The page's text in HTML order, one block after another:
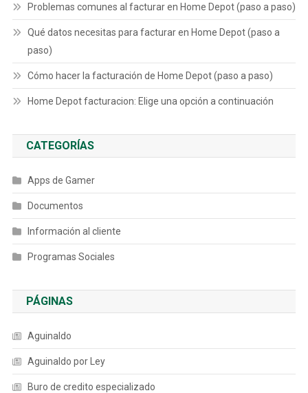
Problemas comunes al facturar en Home Depot (paso a paso)
Qué datos necesitas para facturar en Home Depot (paso a
paso)
Cómo hacer la facturación de Home Depot (paso a paso)
Home Depot facturacion: Elige una opción a continuación
CATEGORÍAS
Apps de Gamer
Documentos
Información al cliente
Programas Sociales
PÁGINAS
Aguinaldo
Aguinaldo por Ley
Buro de credito especializado